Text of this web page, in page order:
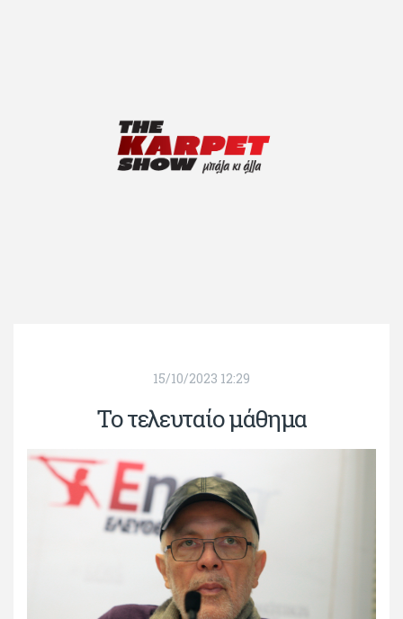
15/10/2023 12:29
Το τελευταίο μάθημα